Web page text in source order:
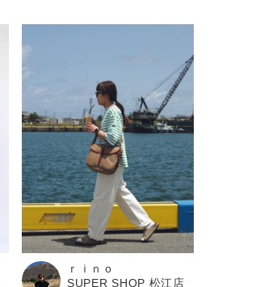
ｒｉｎｏ
SUPER SHOP 松江店